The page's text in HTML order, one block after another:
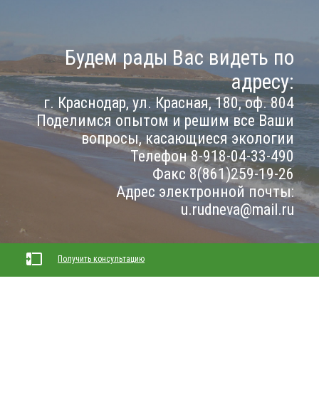
Будем рады Вас видеть по
адресу:
г. Краснодар, ул. Красная, 180, оф. 804
Поделимся опытом и решим все Ваши
вопросы, касающиеся экологии
Телефон 8-918-04-33-490
Факс 8(861)259-19-26
Адрес электронной почты:
u.rudneva@mail.ru
Получить консультацию